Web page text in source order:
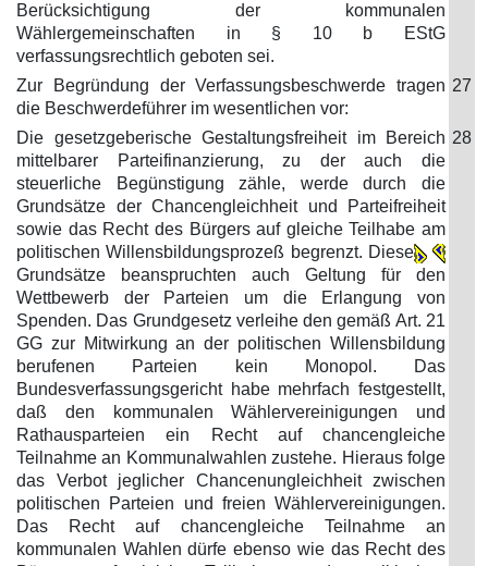
Berücksichtigung der kommunalen
Wählergemeinschaften in § 10 b EStG
verfassungsrechtlich geboten sei.
Zur Begründung der Verfassungsbeschwerde tragen
die Beschwerdeführer im wesentlichen vor:
27
Die gesetzgeberische Gestaltungsfreiheit im Bereich
mittelbarer Parteifinanzierung, zu der auch die
steuerliche Begünstigung zähle, werde durch die
Grundsätze der Chancengleichheit und Parteifreiheit
sowie das Recht des Bürgers auf gleiche Teilhabe am
politischen Willensbildungsprozeß begrenzt. Diese
Grundsätze beanspruchten auch Geltung für den
Wettbewerb der Parteien um die Erlangung von
Spenden. Das Grundgesetz verleihe den gemäß Art. 21
GG zur Mitwirkung an der politischen Willensbildung
berufenen Parteien kein Monopol. Das
Bundesverfassungsgericht habe mehrfach festgestellt,
daß den kommunalen Wählervereinigungen und
Rathausparteien ein Recht auf chancengleiche
Teilnahme an Kommunalwahlen zustehe. Hieraus folge
das Verbot jeglicher Chancenungleichheit zwischen
politischen Parteien und freien Wählervereinigungen.
Das Recht auf chancengleiche Teilnahme an
kommunalen Wahlen dürfe ebenso wie das Recht des
28